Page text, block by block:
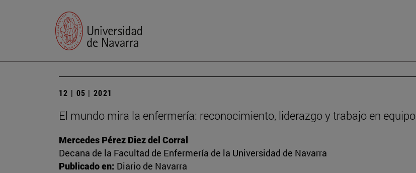
12 | 05 | 2021
El mundo mira la enfermería: reconocimiento, liderazgo y trabajo en equipo
Mercedes Pérez Diez del Corral
Decana de la Facultad de Enfermería de la Universidad de Navarra
Publicado en: Diario de Navarra